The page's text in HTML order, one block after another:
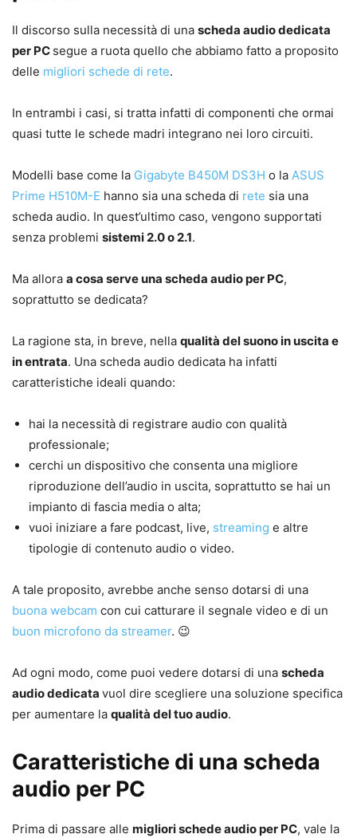
Il discorso sulla necessità di una scheda audio dedicata
per PC segue a ruota quello che abbiamo fatto a proposito
delle migliori schede di rete.
In entrambi i casi, si tratta infatti di componenti che ormai
quasi tutte le schede madri integrano nei loro circuiti.
Modelli base come la Gigabyte B450M DS3H o la ASUS
Prime H510M-E hanno sia una scheda di rete sia una
scheda audio. In quest’ultimo caso, vengono supportati
senza problemi sistemi 2.0 o 2.1.
Ma allora a cosa serve una scheda audio per PC,
soprattutto se dedicata?
La ragione sta, in breve, nella qualità del suono in uscita e
in entrata. Una scheda audio dedicata ha infatti
caratteristiche ideali quando:
hai la necessità di registrare audio con qualità
professionale;
cerchi un dispositivo che consenta una migliore
riproduzione dell’audio in uscita, soprattutto se hai un
impianto di fascia media o alta;
vuoi iniziare a fare podcast, live, streaming e altre
tipologie di contenuto audio o video.
A tale proposito, avrebbe anche senso dotarsi di una
buona webcam con cui catturare il segnale video e di un
buon microfono da streamer. 😉
Ad ogni modo, come puoi vedere dotarsi di una scheda
audio dedicata vuol dire scegliere una soluzione specifica
per aumentare la qualità del tuo audio.
Caratteristiche di una scheda
audio per PC
Prima di passare alle migliori schede audio per PC, vale la